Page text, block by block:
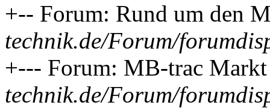
+-- Forum: Rund um den
technik.de/Forum/
+--- Forum: MB-trac
technik.de/Forum/